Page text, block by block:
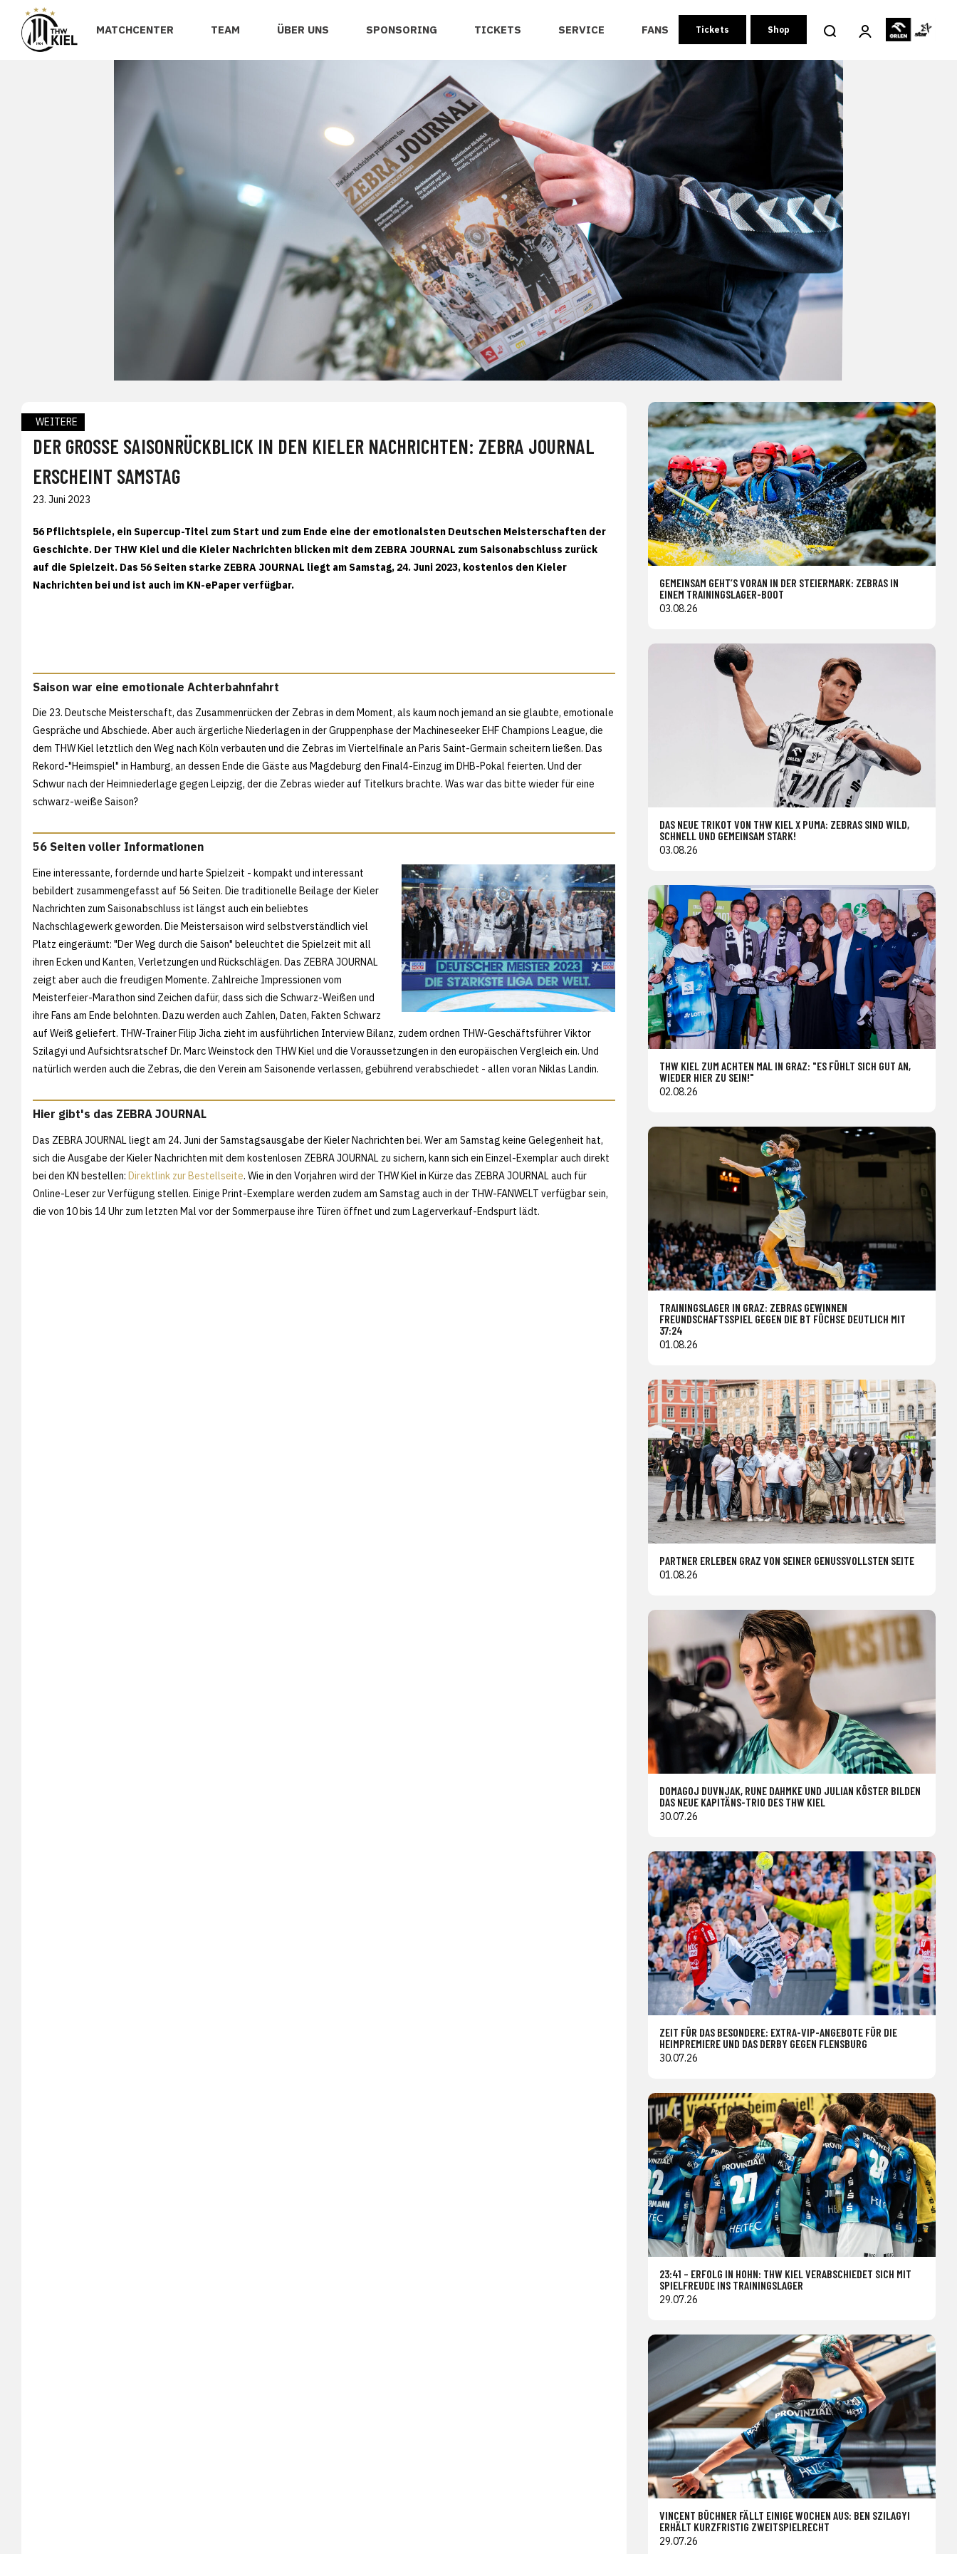
MATCHCENTER TEAM ÜBER UNS SPONSORING TICKETS SERVICE FANS Tickets Shop
WEITERE
DER GROSSE SAISONRÜCKBLICK IN DEN KIELER NACHRICHTEN: ZEBRA JOURNAL E
RSCHEINT SAMSTAG
23. Juni 2023
56 Pflichtspiele, ein Supercup-Titel zum Start und zum Ende eine der emotionalsten Deutschen Meisterschaften der
Geschichte. Der THW Kiel und die Kieler Nachrichten blicken mit dem ZEBRA JOURNAL zum Saisonabschluss zurück
auf die Spielzeit. Das 56 Seiten starke ZEBRA JOURNAL liegt am Samstag, 24. Juni 2023, kostenlos den Kieler
Nachrichten bei und ist auch im KN-ePaper verfügbar.
Saison war eine emotionale Achterbahnfahrt
Die 23. Deutsche Meisterschaft, das Zusammenrücken der Zebras in dem Moment, als kaum noch jemand an sie glaubte, emotionale
Gespräche und Abschiede. Aber auch ärgerliche Niederlagen in der Gruppenphase der Machineseeker EHF Champions League, die
dem THW Kiel letztlich den Weg nach Köln verbauten und die Zebras im Viertelfinale an Paris Saint-Germain scheitern ließen. Das
Rekord-"Heimspiel" in Hamburg, an dessen Ende die Gäste aus Magdeburg den Final4-Einzug im DHB-Pokal feierten. Und der
Schwur nach der Heimniederlage gegen Leipzig, der die Zebras wieder auf Titelkurs brachte. Was war das bitte wieder für eine
schwarz-weiße Saison?
56 Seiten voller Informationen
Eine interessante, fordernde und harte Spielzeit - kompakt und interessant
bebildert zusammengefasst auf 56 Seiten. Die traditionelle Beilage der Kieler
Nachrichten zum Saisonabschluss ist längst auch ein beliebtes
Nachschlagewerk geworden. Die Meistersaison wird selbstverständlich viel
Platz eingeräumt: "Der Weg durch die Saison" beleuchtet die Spielzeit mit all
ihren Ecken und Kanten, Verletzungen und Rückschlägen. Das ZEBRA JOURNAL
zeigt aber auch die freudigen Momente. Zahlreiche Impressionen vom
Meisterfeier-Marathon sind Zeichen dafür, dass sich die Schwarz-Weißen und
ihre Fans am Ende belohnten. Dazu werden auch Zahlen, Daten, Fakten Schwarz
auf Weiß geliefert. THW-Trainer Filip Jicha zieht im ausführlichen Interview Bilanz, zudem ordnen THW-Geschäftsführer Viktor
Szilagyi und Aufsichtsratschef Dr. Marc Weinstock den THW Kiel und die Voraussetzungen in den europäischen Vergleich ein. Und
natürlich werden auch die Zebras, die den Verein am Saisonende verlassen, gebührend verabschiedet - allen voran Niklas Landin.
Hier gibt's das ZEBRA JOURNAL
Das ZEBRA JOURNAL liegt am 24. Juni der Samstagsausgabe der Kieler Nachrichten bei. Wer am Samstag keine Gelegenheit hat,
sich die Ausgabe der Kieler Nachrichten mit dem kostenlosen ZEBRA JOURNAL zu sichern, kann sich ein Einzel-Exemplar auch direkt
bei den KN bestellen: Direktlink zur Bestellseite. Wie in den Vorjahren wird der THW Kiel in Kürze das ZEBRA JOURNAL auch für
Online-Leser zur Verfügung stellen. Einige Print-Exemplare werden zudem am Samstag auch in der THW-FANWELT verfügbar sein,
die von 10 bis 14 Uhr zum letzten Mal vor der Sommerpause ihre Türen öffnet und zum Lagerverkauf-Endspurt lädt.
GEMEINSAM GEHT’S VORAN IN DER STEIERMARK: ZEBRAS IN
EINEM TRAININGSLAGER-BOOT
03.08.26
DAS NEUE TRIKOT VON THW KIEL X PUMA: ZEBRAS SIND WILD,
SCHNELL UND GEMEINSAM STARK!
03.08.26
THW KIEL ZUM ACHTEN MAL IN GRAZ: "ES FÜHLT SICH GUT AN,
WIEDER HIER ZU SEIN!"
02.08.26
TRAININGSLAGER IN GRAZ: ZEBRAS GEWINNEN
FREUNDSCHAFTSSPIEL GEGEN DIE BT FÜCHSE DEUTLICH MIT
37:24
01.08.26
PARTNER ERLEBEN GRAZ VON SEINER GENUSSVOLLSTEN SEITE
01.08.26
DOMAGOJ DUVNJAK, RUNE DAHMKE UND JULIAN KÖSTER BILDEN
DAS NEUE KAPITÄNS-TRIO DES THW KIEL
30.07.26
ZEIT FÜR DAS BESONDERE: EXTRA-VIP-ANGEBOTE FÜR DIE
HEIMPREMIERE UND DAS DERBY GEGEN FLENSBURG
30.07.26
23:41 – ERFOLG IN HOHN: THW KIEL VERABSCHIEDET SICH MIT
SPIELFREUDE INS TRAININGSLAGER
29.07.26
VINCENT BÜCHNER FÄLLT EINIGE WOCHEN AUS: BEN SZILAGYI
ERHÄLT KURZFRISTIG ZWEITSPIELRECHT
29.07.26